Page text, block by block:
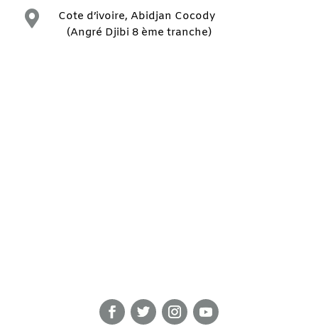

Cote d’ivoire, Abidjan Cocody
(Angré Djibi 8 ème tranche)